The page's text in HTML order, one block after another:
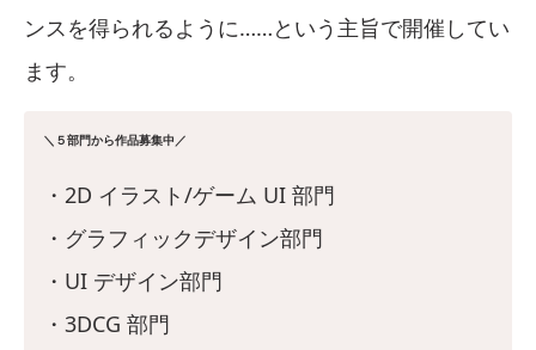
ンスを得られるように……という主旨で開催してい
ます。
＼５部門から作品募集中／
・2D イラスト/ゲーム UI 部門
・グラフィックデザイン部門
・UI デザイン部門
・3DCG 部門